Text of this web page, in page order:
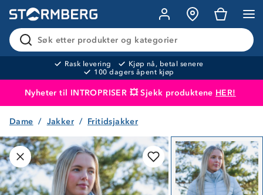
Søk etter produkter og kategorier
Rask levering
Kjøp nå, betal senere
100 dagers åpent kjøp
Nyheter til INTROPRISER 💥 Sjekk produktene HER!
Produktet er lagt i handlekurven
Dame Jakker Fritidsjakker